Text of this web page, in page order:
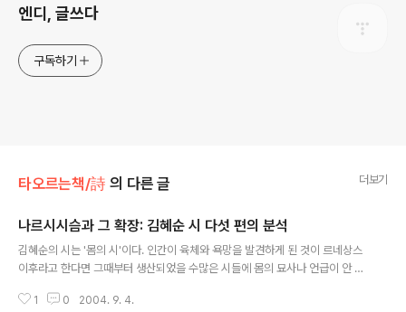
엔디, 글쓰다
구독하기
타오르는책/詩 의 다른 글 더보기
나르시시슴과 그 확장: 김혜순 시 다섯 편의 분석
김혜순의 시는 '몸의 시'이다. 인간이 육체와 욕망을 발견하게 된 것이 르네상스
이후라고 한다면 그때부터 생산되었을 수많은 시들에 몸의 묘사나 언급이 안 나
서이다. 대개의 경우, 시에서 나타나는 몸은 주체이거나 대상이다. 1인칭의 몸이
1 0 2004. 9. 4.